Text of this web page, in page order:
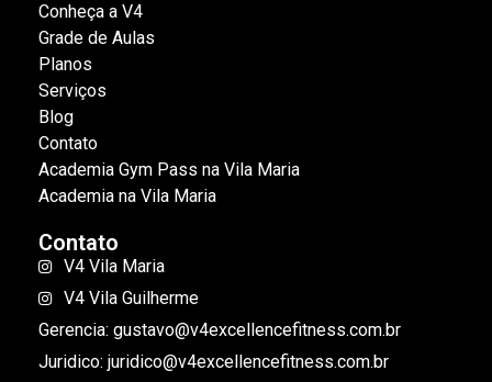
Conheça a V4
Grade de Aulas
Planos
Serviços
Blog
Contato
Academia Gym Pass na Vila Maria
Academia na Vila Maria
Contato
V4 Vila Maria
V4 Vila Guilherme
Gerencia: gustavo@v4excellencefitness.com.br
Juridico: juridico@v4excellencefitness.com.br